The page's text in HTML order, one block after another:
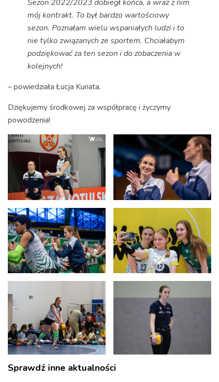
Sezon 2022/2023 dobiegł końca, a wraz z nim
mój kontrakt. To był bardzo wartościowy
sezon. Poznałam wielu wspaniałych ludzi i to
nie tylko związanych ze sportem. Chciałabym
podziękować za ten sezon i do zobaczenia w
kolejnych!
– powiedziała Łucja Kuriata.
Dziękujemy środkowej za współpracę i życzymy
powodzenia!
Sprawdź inne aktualności